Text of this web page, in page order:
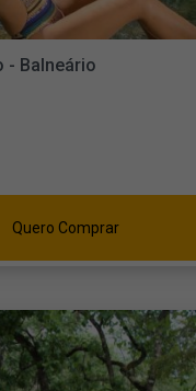
- Balneário
Quero Comprar